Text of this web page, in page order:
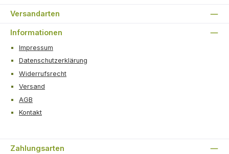
Versandarten
Informationen
Impressum
Datenschutzerklärung
Widerrufsrecht
Versand
AGB
Kontakt
Zahlungsarten